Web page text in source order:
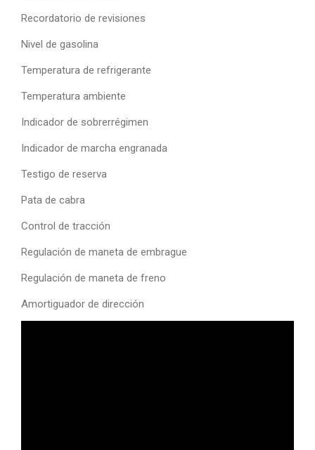
Recordatorio de revisiones
Nivel de gasolina
Temperatura de refrigerante
Temperatura ambiente
Indicador de sobrerrégimen
Indicador de marcha engranada
Testigo de reserva
Pata de cabra
Control de tracción
Regulación de maneta de embrague
Regulación de maneta de freno
Amortiguador de dirección